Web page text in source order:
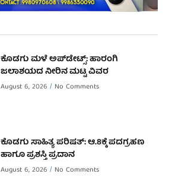
ಕೊಡಗು ಮಳೆ ಅಪ್‌ಡೇಟ್ಸ್: ಹಾರಂಗಿ
ಜಲಾಶಯದ ನೀರಿನ ಮಟ್ಟ ವಿವರ
August 6, 2026 No Comments
ಕೊಡಗು ಸಾಹಿತ್ಯ ಪರಿಷತ್: ಆ.8ಕ್ಕೆ ಪದಗ್ರಹಣ
ಹಾಗೂ ಪ್ರಶಸ್ತಿ ಪ್ರದಾನ
August 6, 2026 No Comments